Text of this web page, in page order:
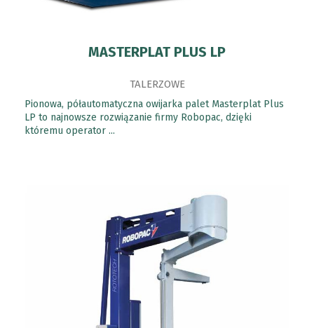
MASTERPLAT PLUS LP
TALERZOWE
Pionowa, półautomatyczna owijarka palet Masterplat Plus
LP to najnowsze rozwiązanie firmy Robopac, dzięki
któremu operator ...